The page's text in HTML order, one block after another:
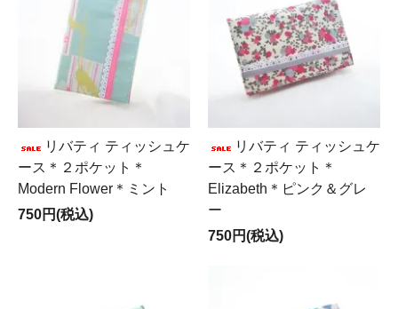
リバティ ティッシュケ
ース＊２ポケット＊
Modern Flower＊ミント
750円(税込)
リバティ ティッシュケ
ース＊２ポケット＊
Elizabeth＊ピンク＆グレ
ー
750円(税込)